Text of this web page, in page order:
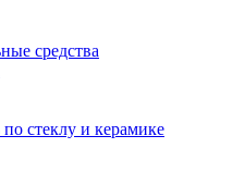
средства
стеклу и керамике